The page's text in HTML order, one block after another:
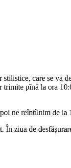
care se va
pînă la ora
ne reîntîlnim de la
În ziua de